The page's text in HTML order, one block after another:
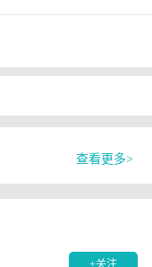
查看更多>
+关注